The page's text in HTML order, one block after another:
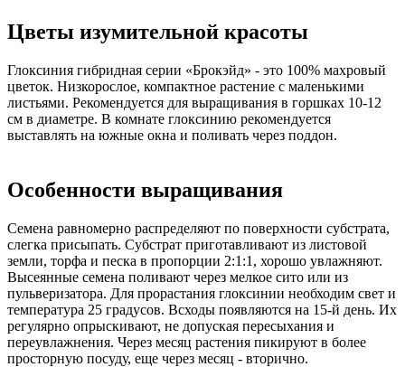
Цветы изумительной красоты
Глоксиния гибридная серии «Брокэйд» - это 100% махровый
цветок. Низкорослое, компактное растение с маленькими
листьями. Рекомендуется для выращивания в горшках 10-12
см в диаметре. В комнате глоксинию рекомендуется
выставлять на южные окна и поливать через поддон.
Особенности выращивания
Семена равномерно распределяют по поверхности субстрата,
слегка присыпать. Субстрат приготавливают из листовой
земли, торфа и песка в пропорции 2:1:1, хорошо увлажняют.
Высеянные семена поливают через мелкое сито или из
пульверизатора. Для прорастания глоксинии необходим свет и
температура 25 градусов. Всходы появляются на 15-й день. Их
регулярно опрыскивают, не допуская пересыхания и
переувлажнения. Через месяц растения пикируют в более
просторную посуду, еще через месяц - вторично.